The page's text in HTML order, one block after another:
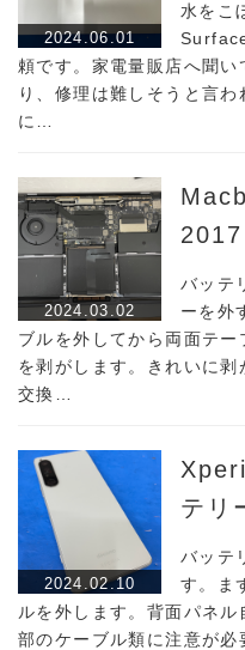
2024.06.01
水をこ
頼です。家電量販店へ聞
り、修理は難しそうと言
に…
2024.03.02
バッテ
ーを外
ブルを外してから両面テ
を剥がします。きれいに
交換…
2024.02.10
テリ
バッテ
す。ま
ルを外します。背面パネ
部のケーブル類に注意が必